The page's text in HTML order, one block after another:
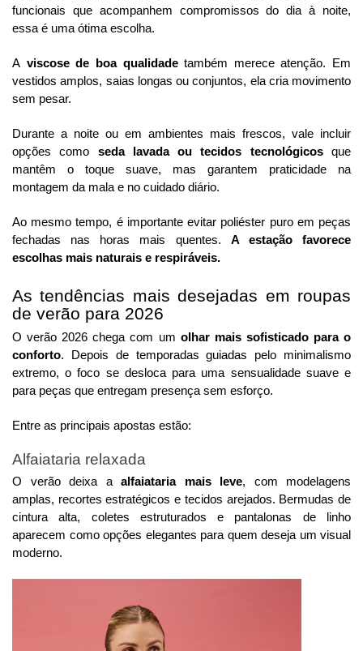
funcionais que acompanhem compromissos do dia à noite,
essa é uma ótima escolha.
A viscose de boa qualidadetambém merece atenção. Em
vestidos amplos, saias longas ou conjuntos, ela cria movimento
sem pesar.
Durante a noite ou em ambientes mais frescos, vale incluir
opções como seda lavada ou tecidos tecnológicosque
mantêm o toque suave, mas garantem praticidade na
montagem da mala e no cuidado diário.
Ao mesmo tempo, é importante evitar poliéster puro em peças
fechadas nas horas mais quentes. A estação favorece
escolhas mais naturais e respiráveis.
As tendências mais desejadas em roupas
de verão para 2026
O verão 2026 chega com um olhar mais sofisticado para o
conforto. Depois de temporadas guiadas pelo minimalismo
extremo, o foco se desloca para uma sensualidade suave e
para peças que entregam presença sem esforço.
Entre as principais apostas estão:
Alfaiataria relaxada
O verão deixa a alfaiataria mais leve, com modelagens
amplas, recortes estratégicos e tecidos arejados. Bermudas de
cintura alta, coletes estruturados e pantalonas de linho
aparecem como opções elegantes para quem deseja um visual
moderno.